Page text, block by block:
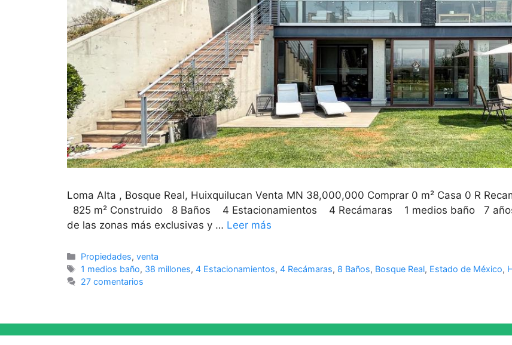
Loma Alta , Bosque Real, Huixquilucan Venta MN 38,000,000 Comprar 0 m² Casa 0 R
825 m² Construido 8 Baños 4 Estacionamientos 4 Recámaras 1 medios baño 7 años
de las zonas más exclusivas y … Leer más
Propiedades,venta
1 medios baño, 38 millones,4 Estacionamientos,4 Recámaras, 8 Baños, Bosque Real, Estado de México,
27 comentarios